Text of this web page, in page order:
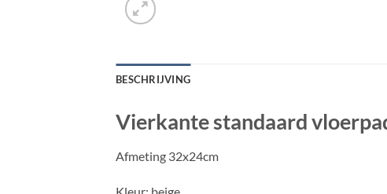
BESCHRIJVING
Vierkante standaard
Afmeting 32x24cm